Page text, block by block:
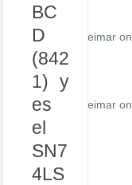
BC
D
(842
1) y
es
el
SN7
4LS
Teimar on
Teimar on